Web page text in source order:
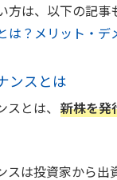
は、以下の記事
は？メリット・
ンスとは
とは、 新株を発
スは投資家から